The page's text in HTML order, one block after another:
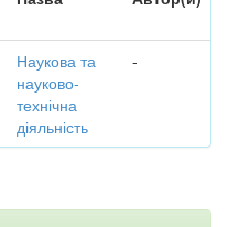
Наукова та
науково-
технічна
діяльність
-